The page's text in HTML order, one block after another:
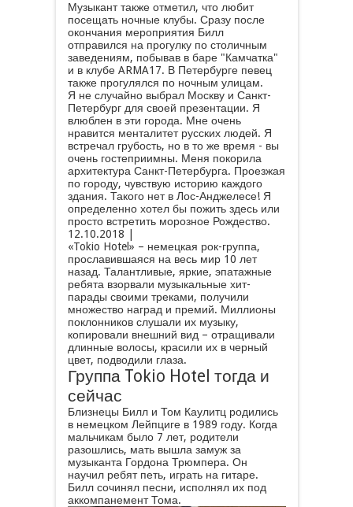
Музыкант также отметил, что любит
посещать ночные клубы. Сразу после
окончания мероприятия Билл
отправился на прогулку по столичным
заведениям, побывав в баре "Камчатка"
и в клубе ARMA17. В Петербурге певец
также прогулялся по ночным улицам.
Я не случайно выбрал Москву и Санкт-
Петербург для своей презентации. Я
влюблен в эти города. Мне очень
нравится менталитет русских людей. Я
встречал грубость, но в то же время - вы
очень гостеприимны. Меня покорила
архитектура Санкт-Петербурга. Проезжая
по городу, чувствую историю каждого
здания. Такого нет в Лос-Анджелесе! Я
определенно хотел бы пожить здесь или
просто встретить морозное Рождество.
12.10.2018 |
«Tokio Hotel» – немецкая рок-группа,
прославившаяся на весь мир 10 лет
назад. Талантливые, яркие, эпатажные
ребята взорвали музыкальные хит-
парады своими треками, получили
множество наград и премий. Миллионы
поклонников слушали их музыку,
копировали внешний вид – отращивали
длинные волосы, красили их в черный
цвет, подводили глаза.
Группа Tokio Hotel тогда и
сейчас
Близнецы Билл и Том Каулитц родились
в немецком Лейпциге в 1989 году. Когда
мальчикам было 7 лет, родители
разошлись, мать вышла замуж за
музыканта Гордона Трюмпера. Он
научил ребят петь, играть на гитаре.
Билл сочинял песни, исполнял их под
аккомпанемент Тома.